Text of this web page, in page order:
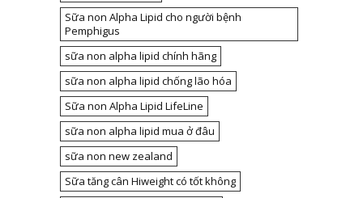
Sữa non Alpha Lipid cho người bệnh
Pemphigus
sữa non alpha lipid chính hãng
sữa non alpha lipid chống lão hóa
Sữa non Alpha Lipid LifeLine
sữa non alpha lipid mua ở đâu
sữa non new zealand
Sữa tăng cân Hiweight có tốt không